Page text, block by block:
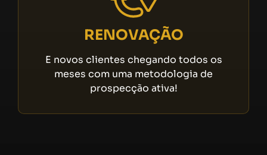
RENOVAÇÃO
E novos clientes chegando todos os
meses com uma metodologia de
prospecção ativa!